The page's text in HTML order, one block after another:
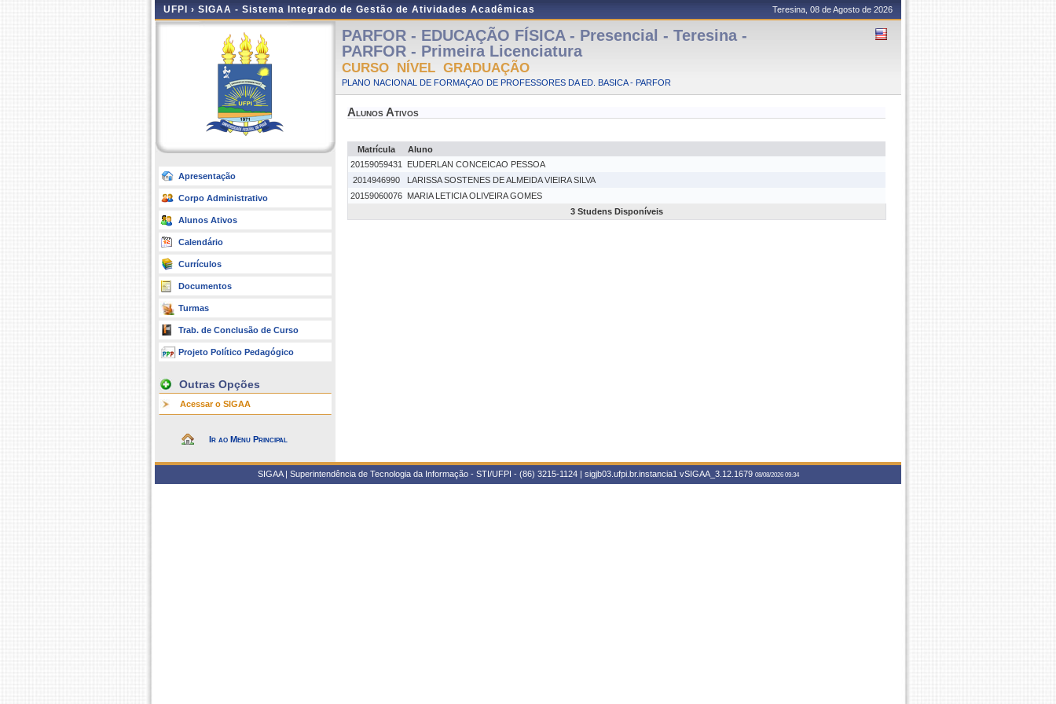
UFPI › SIGAA - Sistema Integrado de Gestão de Atividades Acadêmicas Teresina, 08 de Agosto de 2026
Apresentação
Corpo Administrativo
Alunos Ativos
Calendário
Currículos
Documentos
Turmas
Trab. de Conclusão de Curso
Projeto Político Pedagógico
Outras Opções
Acessar o SIGAA
Ir ao Menu Principal
PARFOR - EDUCAÇÃO FÍSICA - Presencial - Teresina -
PARFOR - Primeira Licenciatura
CURSO NÍVEL GRADUAÇÃO
PLANO NACIONAL DE FORMAÇAO DE PROFESSORES DA ED. BASICA - PARFOR
Alunos Ativos
Matrícula
Aluno
20159059431
EUDERLAN CONCEICAO PESSOA
2014946990
LARISSA SOSTENES DE ALMEIDA VIEIRA SILVA
20159060076 MARIA LETICIA OLIVEIRA GOMES
3 Studens Disponíveis
SIGAA | Superintendência de Tecnologia da Informação - STI/UFPI - (86) 3215-1124 | sigjb03.ufpi.br.instancia1 vSIGAA_3.12.1679 08/08/2026 09:34